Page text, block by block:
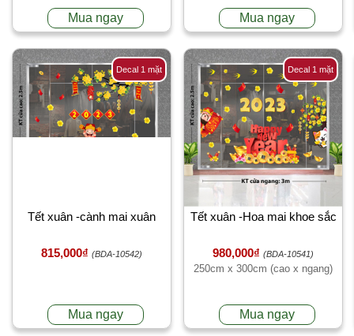
Mua ngay Mua ngay
Decal 1 mặt
Tết xuân -cành mai xuân
815,000₫ (BDA-10542)
Mua ngay
Decal 1 mặt
Tết xuân -Hoa mai khoe sắc
980,000₫ (BDA-10541)
250cm x 300cm (cao x ngang)
Mua ngay